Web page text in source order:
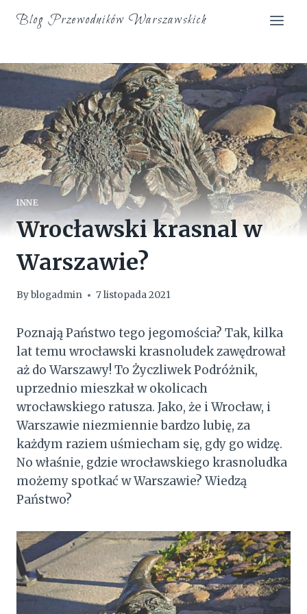
Blog Przewodników Warszawskich
INNE
Wrocławski krasnal w
Warszawie?
Byblogadmin 7 listopada 2021
Poznają Państwo tego jegomościa? Tak, kilka
lat temu wrocławski krasnoludek zawędrował
aż do Warszawy! To Życzliwek Podróżnik,
uprzednio mieszkał w okolicach
wrocławskiego ratusza. Jako, że i Wrocław, i
Warszawie niezmiennie bardzo lubię, za
każdym raziem uśmiecham się, gdy go widzę.
No właśnie, gdzie wrocławskiego krasnoludka
możemy spotkać w Warszawie? Wiedzą
Państwo?